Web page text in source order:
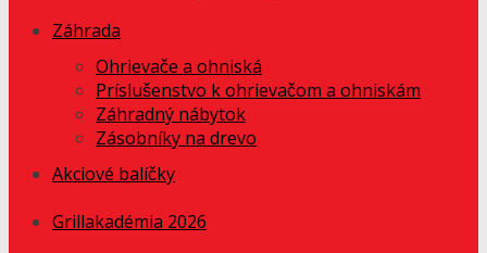
Záhrada
Ohrievače a ohniská
Príslušenstvo k ohrievačom a ohniskám
Záhradný nábytok
Zásobníky na drevo
Akciové balíčky
Grillakadémia 2026